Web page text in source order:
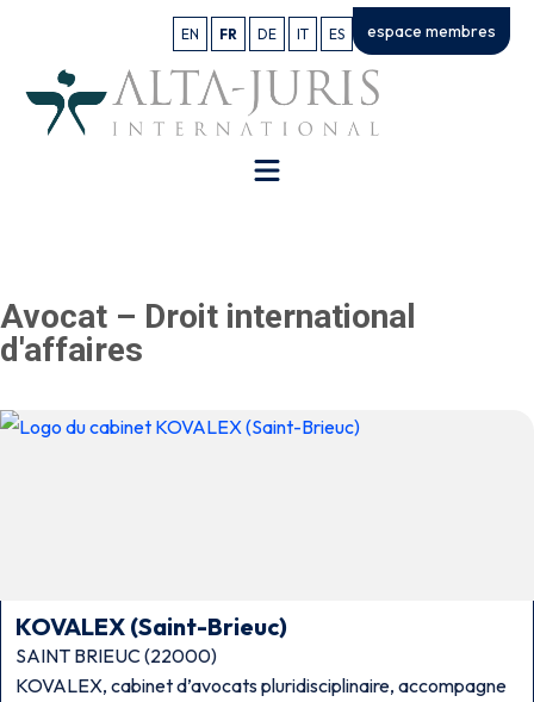
EN FR DE IT ES espace membres
Avocat – Droit international
d'affaires
KOVALEX (Saint-Brieuc)
SAINT BRIEUC (22000)
KOVALEX, cabinet d’avocats pluridisciplinaire, accompagne